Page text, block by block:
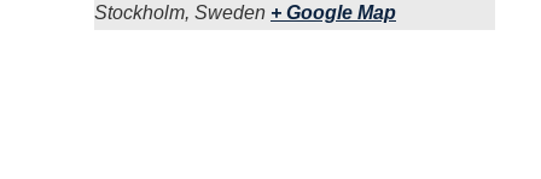
Stockholm, Sweden + Google Map